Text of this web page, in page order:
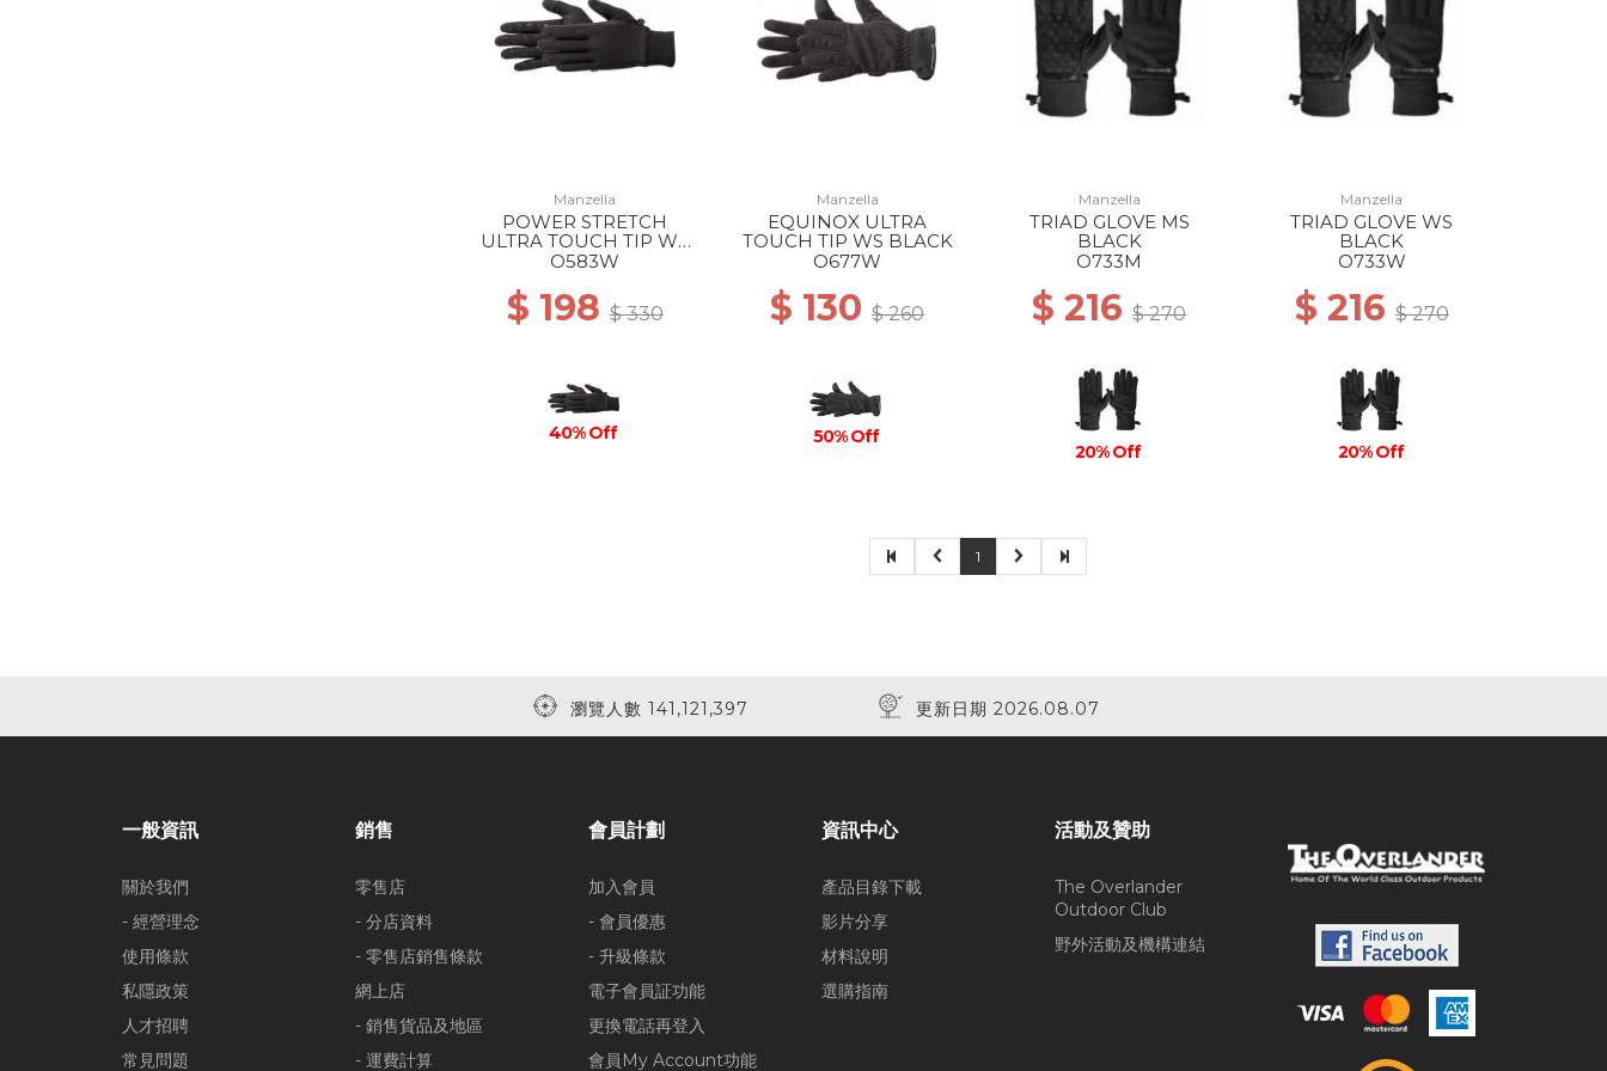
Manzella
POWER STRETCH
ULTRA TOUCH TIP WS
JET
O583W
$ 198$ 330
40% Off
Manzella
EQUINOX ULTRA
TOUCH TIP WS BLACK
O677W
$ 130$ 260
50% Off
Manzella
TRIAD GLOVE MS
BLACK
O733M
$ 216$ 270
20% Off
Manzella
TRIAD GLOVE WS
BLACK
O733W
$ 216 $ 270
20% Off
1
瀏覽人數 141,121,397 更新日期 2026.08.07
一般資訊
關於我們
- 經營理念
使用條款
私隱政策
人才招聘
常見問題
銷售
零售店
- 分店資料
- 零售店銷售條款
網上店
- 銷售貨品及地區
- 運費計算
會員計劃
加入會員
- 會員優惠
- 升級條款
電子會員証功能
更換電話再登入
會員My Account功能
資訊中心
產品目錄下載
影片分享
材料說明
選購指南
活動及贊助
The Overlander
Outdoor Club
野外活動及機構連結